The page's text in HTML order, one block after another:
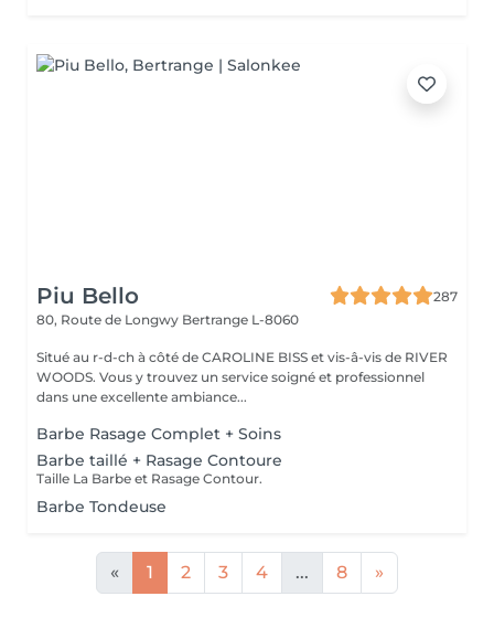
Piu Bello
287
80, Route de Longwy Bertrange L-8060
Situé au r-d-ch à côté de CAROLINE BISS et vis-â-vis de RIVER
WOODS. Vous y trouvez un service soigné et professionnel
dans une excellente ambiance...
Barbe Rasage Complet + Soins
Barbe taillé + Rasage Contoure
Taille La Barbe et Rasage Contour.
Barbe Tondeuse
« 1 2 3 4 ... 8 »